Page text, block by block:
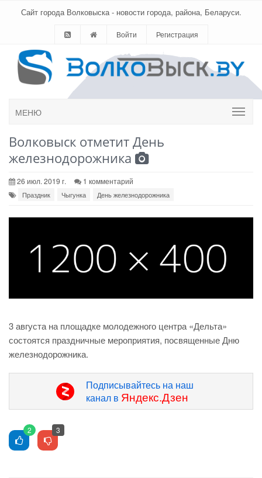
Сайт города Волковыска - новости города, района, Беларуси.
Войти Регистрация
МЕНЮ
Волковыск отметит День
железнодорожника
26 июл. 2019 г. 1 комментарий
Праздник Чыгунка День железнодорожника
3 августа на площадке молодежного центра «Дельта»
состоятся праздничные мероприятия, посвященные Дню
железнодорожника.
Подписывайтесь на наш
канал в Яндекс.Дзен
2 3